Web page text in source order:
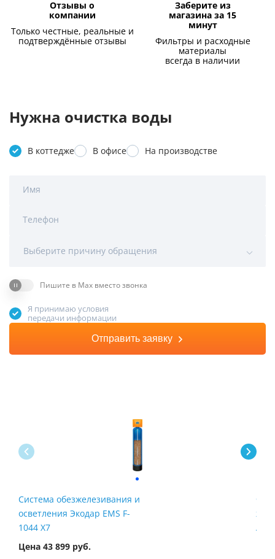
Отзывы о
компании
Только честные, реальные и
подтверждённые отзывы
Заберите из
магазина за 15
минут
Фильтры и расходные
материалы
всегда в наличии
Нужна очистка воды
В коттедже В офисе На производстве
Имя
Телефон
Выберите причину обращения
Пишите в Max вместо звонка
Я принимаю условия
передачи информации
Отправить заявку
Система обезжелезивания и
осветления Экодар EMS F-
1044 X7
Цена 43 899 руб.